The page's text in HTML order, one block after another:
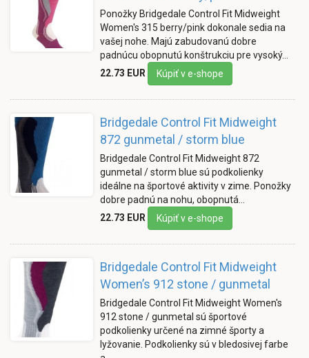
Ponožky Bridgedale Control Fit Midweight
Women's 315 berry/pink dokonale sedia na
vašej nohe. Majú zabudovanú dobre
padnúcu obopnutú konštrukciu pre vysoký…
22.73 EUR
Kúpiť v e-shope
Bridgedale Control Fit Midweight
872 gunmetal / storm blue
Bridgedale Control Fit Midweight 872
gunmetal / storm blue sú podkolienky
ideálne na športové aktivity v zime. Ponožky
dobre padnú na nohu, obopnutá…
22.73 EUR
Kúpiť v e-shope
Bridgedale Control Fit Midweight
Women’s 912 stone / gunmetal
Bridgedale Control Fit Midweight Women's
912 stone / gunmetal sú športové
podkolienky určené na zimné športy a
lyžovanie. Podkolienky sú v bledosivej farbe